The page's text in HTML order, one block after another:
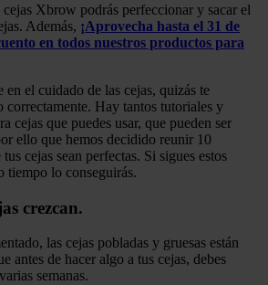
Xbrow podrás perfeccionar y sacar el
Además, ¡Aprovecha hasta el 31 de
en todos nuestros productos para
en el cuidado de las cejas, quizás te
correctamente. Hay tantos tutoriales y
cejas que puedes usar, que pueden ser
ello que hemos decidido reunir 10
cejas sean perfectas. Si sigues estos
tiempo lo conseguirás.
crezcan.
las cejas pobladas y gruesas están
antes de hacer algo a tus cejas, debes
semanas.